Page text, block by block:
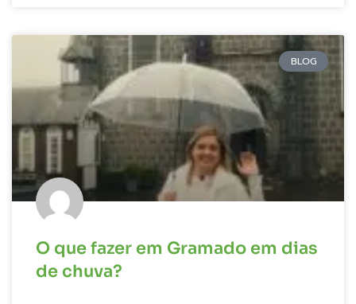
BLOG
O que fazer em Gramado em dias
de chuva?